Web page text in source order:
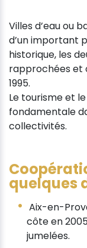
Villes d’eau ou
d’un important
historique, les
rapprochées et
1995.
Le tourisme et
fondamentale
collectivités.
quelques
Aix-en-
côte en
jumelées.